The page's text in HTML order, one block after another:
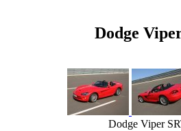
Dodge
Dodge Viper